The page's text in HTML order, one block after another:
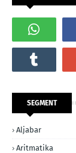
SEGMENT
Aljabar
Aritmatika